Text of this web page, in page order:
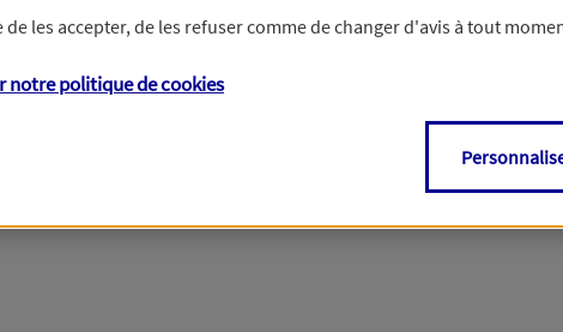
de les accepter, de les refuser comme de changer d'avis à tout
notre politique decookies